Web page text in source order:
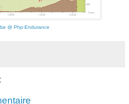
@ Php-Endurance